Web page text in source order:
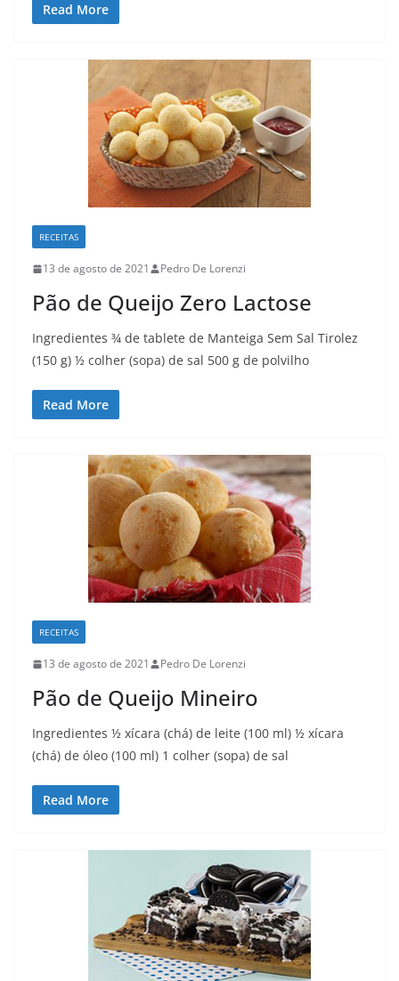
Read More
RECEITAS
13 de agosto de 2021 Pedro De Lorenzi
Pão de Queijo Zero Lactose
Ingredientes ¾ de tablete de Manteiga Sem Sal Tirolez
(150 g) ½ colher (sopa) de sal 500 g de polvilho
Read More
RECEITAS
13 de agosto de 2021 Pedro De Lorenzi
Pão de Queijo Mineiro
Ingredientes ½ xícara (chá) de leite (100 ml) ½ xícara
(chá) de óleo (100 ml) 1 colher (sopa) de sal
Read More